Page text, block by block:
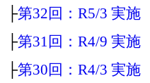
├第32回：R5/3 実施
├第31回：R4/9 実施
├第30回：R4/3 実施